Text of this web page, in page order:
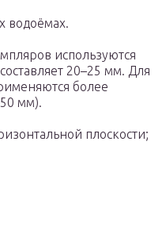
водоёмах.
используются
20–25 мм. Для
более
мм).
плоскости;